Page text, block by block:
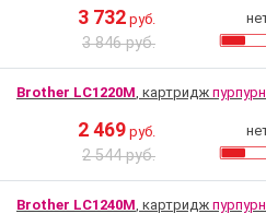
3 732 руб.
3 846 руб.
Brother LC1220M, картридж
2 469 руб.
2 544 руб.
Brother LC1240M, картридж